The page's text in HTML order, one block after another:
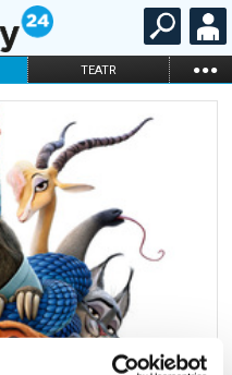
TEATR ...
KARNETY